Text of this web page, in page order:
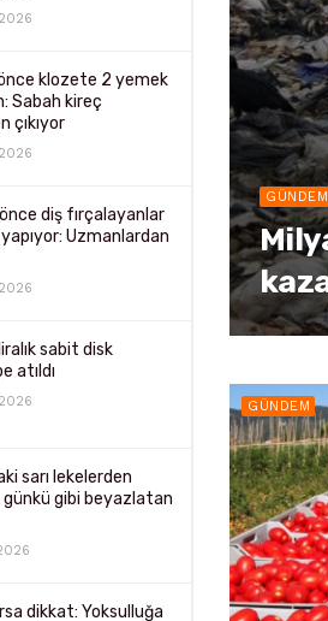
klozete 2 yemek
Sabah kireç
çıkıyor
diş fırçalayanlar
Uzmanlardan
sabit disk
atıldı
sarı lekelerden
günkü gibi beyazlatan
dikkat: Yoksulluğa
GÜNDEM
GÜNDEM